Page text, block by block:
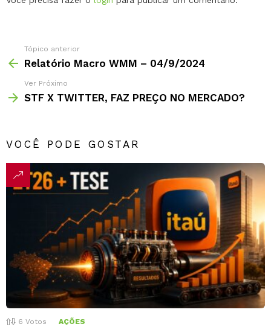
Tópico anterior
Relatório Macro WMM – 04/9/2024
Ver Próximo
STF X TWITTER, FAZ PREÇO NO MERCADO?
VOCÊ PODE GOSTAR
6 Votos AÇÕES